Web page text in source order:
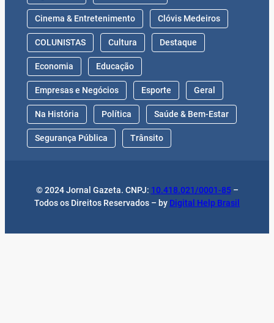
Cinema & Entretenimento Clóvis Medeiros
COLUNISTAS Cultura Destaque
Economia Educação
Empresas e Negócios Esporte Geral
Na História Política Saúde & Bem-Estar
Segurança Pública Trânsito
© 2024 Jornal Gazeta. CNPJ: 10.418.021/0001-85–
Todos os Direitos Reservados – by Digital Help Brasil